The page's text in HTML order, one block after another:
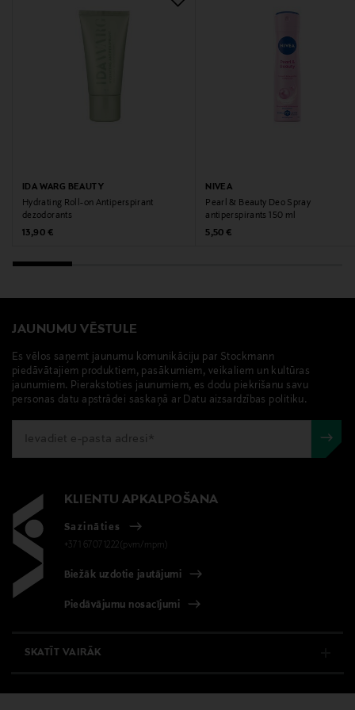
IDA WARG BEAUTY
Hydrating Roll-on Antiperspirant
dezodorants
Original Price
13,90 €
NIVEA
Pearl & Beauty Deo Spray
antiperspirants 150 ml
Original Price
5,50 €
JAUNUMU VĒSTULE
Es vēlos saņemt jaunumu komunikāciju par Stockmann
piedāvātajiem produktiem, pasākumiem, veikaliem un kultūras
jaunumiem. Pierakstoties jaunumiem, es dodu piekrišanu savu
personas datu apstrādei saskaņā ar Datu aizsardzības politiku.
KLIENTU APKALPOŠANA
Sazināties
+371 67071222(pvm/mpm)
Biežāk uzdotie jautājumi
Piedāvājumu nosacījumi
SKATĪT VAIRĀK